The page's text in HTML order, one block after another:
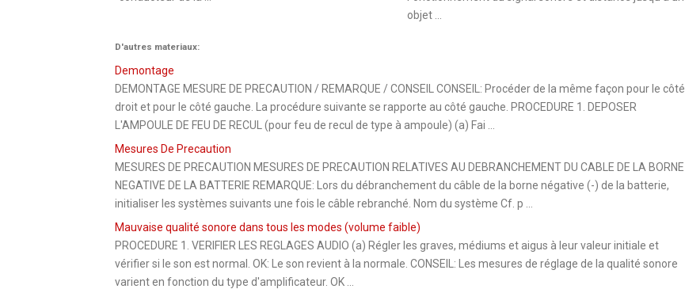
objet ...
D'autres materiaux:
Demontage
DEMONTAGE MESURE DE PRECAUTION / REMARQUE / CONSEIL CONSEIL: Procéder de la même façon pour le côté
droit et pour le côté gauche. La procédure suivante se rapporte au côté gauche. PROCEDURE 1. DEPOSER
L'AMPOULE DE FEU DE RECUL (pour feu de recul de type à ampoule) (a) Fai ...
Mesures De Precaution
MESURES DE PRECAUTION MESURES DE PRECAUTION RELATIVES AU DEBRANCHEMENT DU CABLE DE LA BORNE
NEGATIVE DE LA BATTERIE REMARQUE: Lors du débranchement du câble de la borne négative (-) de la batterie,
initialiser les systèmes suivants une fois le câble rebranché. Nom du système Cf. p ...
Mauvaise qualité sonore dans tous les modes (volume faible)
PROCEDURE 1. VERIFIER LES REGLAGES AUDIO (a) Régler les graves, médiums et aigus à leur valeur initiale et
vérifier si le son est normal. OK: Le son revient à la normale. CONSEIL: Les mesures de réglage de la qualité sonore
varient en fonction du type d'amplificateur. OK ...